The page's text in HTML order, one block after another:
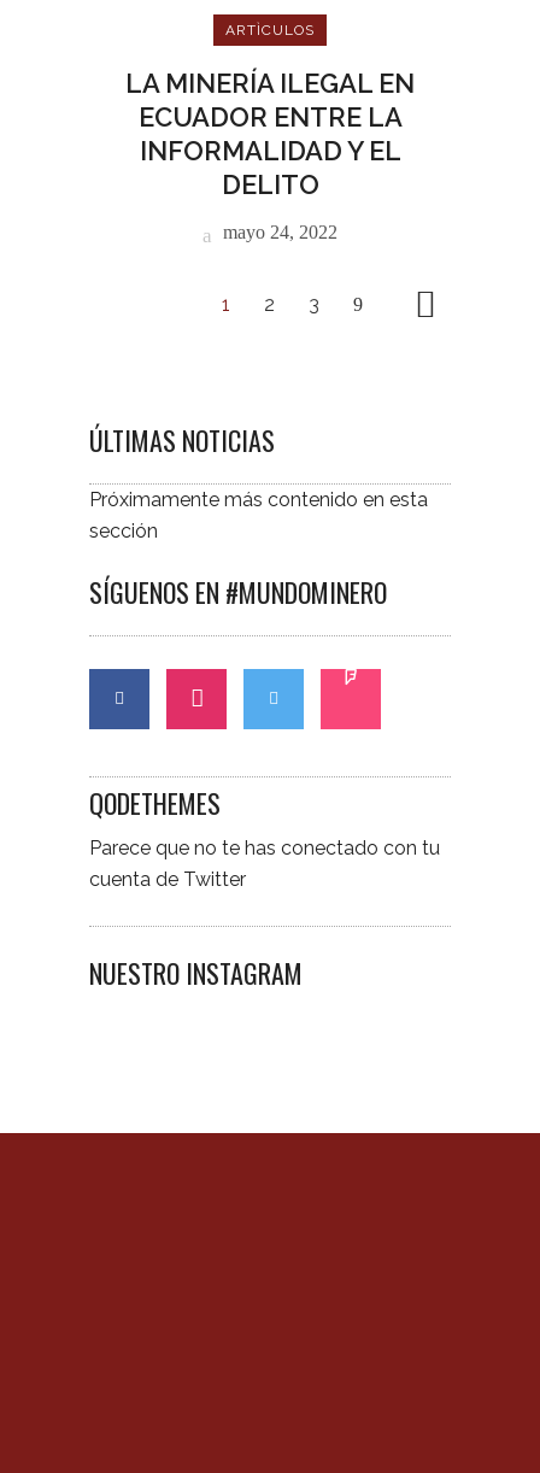
ARTÌCULOS
LA MINERÍA ILEGAL EN
ECUADOR ENTRE LA
INFORMALIDAD Y EL
DELITO
mayo 24, 2022
1 2 3
ÚLTIMAS NOTICIAS
Próximamente más contenido en esta
sección
SÍGUENOS EN #MUNDOMINERO
QODETHEMES
Parece que no te has conectado con tu
cuenta de Twitter
NUESTRO INSTAGRAM